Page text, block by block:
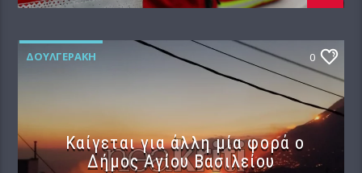
ΔΟΥΛΓΕΡΆΚΗ 0
Καίγεται για άλλη μία φορά ο
Δήμος Αγίου Βασιλείου